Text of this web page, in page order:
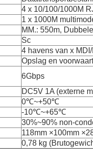
4 x 10/100/1000M
1 x 1000M
MM.: 550m,
Sc
4 havens van x
Opslag en
6Gbps
DC5V 1A (externe
0℃~+50℃
-10℃~+65℃
30%~90% non-
118mm ×100mm
0,78 kg